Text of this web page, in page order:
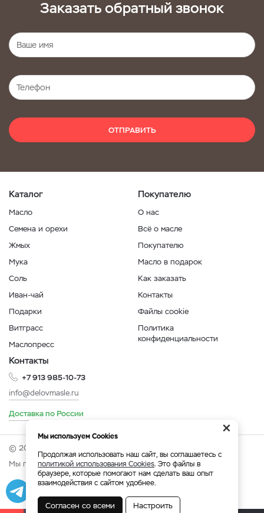
Заказать обратный звонок
ОТПРАВИТЬ
Каталог
Масло
Семена и орехи
Жмых
Мука
Соль
Иван-чай
Подарки
Витграсс
Маслопресс
Покупателю
О нас
Всё о масле
Покупателю
Масло в подарок
Как заказать
Контакты
Файлы cookie
Политика
конфиденциальности
Контакты
+7 913 985-10-73
info@delovmasle.ru
Доставка по России
© 2026 Интернет-магазин "Дело в масле".
Мы принимаем:
Разработка Веб-аналитика
×
Мы используем Cookies
Продолжая использовать наш сайт, вы соглашаетесь с
политикой использования Cookies. Это файлы в
браузере, которые помогают нам сделать ваш опыт
взаимодействия с сайтом удобнее.
Согласен со всеми Настроить